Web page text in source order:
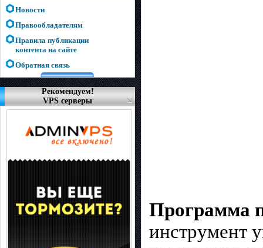
Новости
Правообладателям
Правила публикации
контента на сайте
Обратная связь
Рекомендуем!
VPS серверы
Программа
инструмент